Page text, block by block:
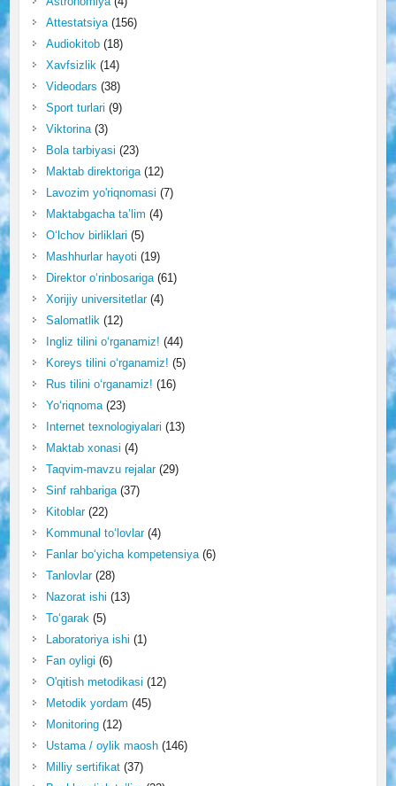
Attestatsiya(156)
Audiokitob(18)
Xavfsizlik (14)
Videodars (38)
Sport turlari (9)
Viktorina(3)
Bola tarbiyasi (23)
Maktab direktoriga(12)
Lavozim yo'riqnomasi (7)
Maktabgacha ta’lim (4)
O‘lchov birliklari (5)
Mashhurlar hayoti (19)
Direktor o‘rinbosariga(61)
Xorijiy universitetlar(4)
Salomatlik (12)
Ingliz tilini o‘rganamiz! (44)
Koreys tilini o‘rganamiz! (5)
Rus tilini o‘rganamiz! (16)
Yo‘riqnoma(23)
Internet texnologiyalari (13)
Maktab xonasi (4)
Taqvim-mavzu rejalar(29)
Sinf rahbariga(37)
Kitoblar(22)
Kommunal to‘lovlar(4)
Fanlar bo‘yicha kompetensiya(6)
Tanlovlar(28)
Nazorat ishi (13)
To‘garak (5)
Laboratoriya ishi (1)
Fan oyligi (6)
O'qitish metodikasi (12)
Metodik yordam (45)
Monitoring(12)
Ustama / oylik maosh(146)
Milliy sertifikat(37)